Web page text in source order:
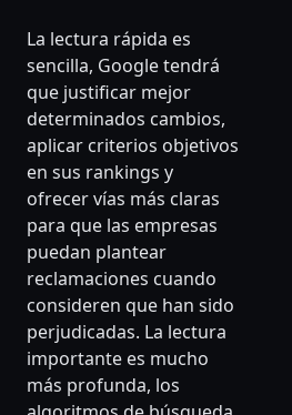
La lectura rápida es
sencilla, Google tendrá
que justificar mejor
determinados cambios,
aplicar criterios objetivos
en sus rankings y
ofrecer vías más claras
para que las empresas
puedan plantear
reclamaciones cuando
consideren que han sido
perjudicadas. La lectura
importante es mucho
más profunda, los